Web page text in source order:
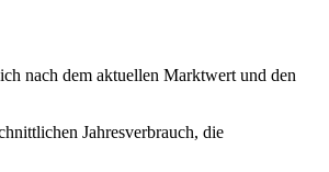
nach dem aktuellen Marktwert und den
Jahresverbrauch, die